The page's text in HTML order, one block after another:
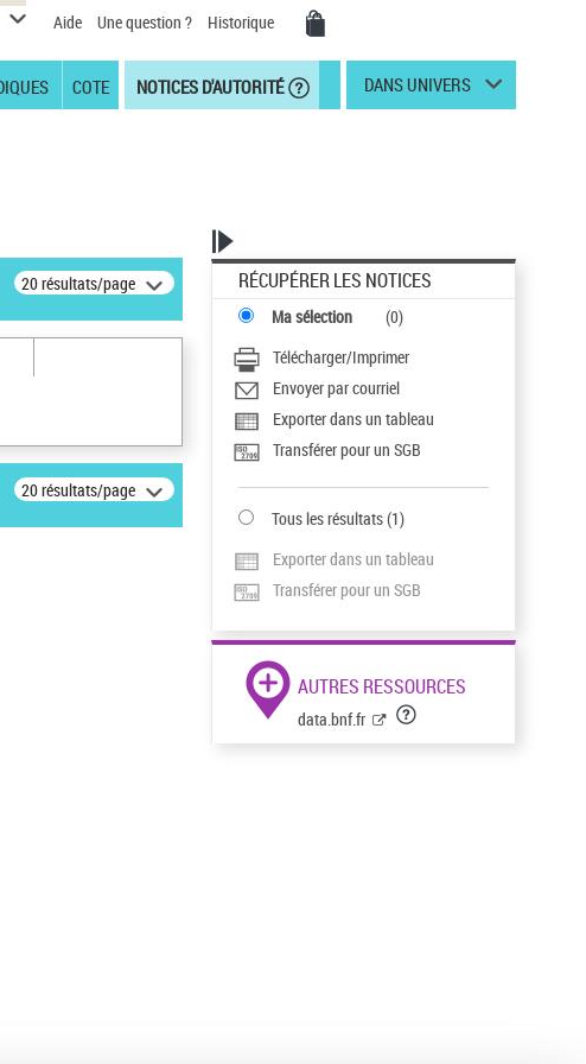
Aide Une question ? Historique
COTE NOTICES D'AUTORITÉ DANS UNIVERS
20 résultats/page
20 résultats/page
RÉCUPÉRER LES NOTICES
Ma sélection (0)
Télécharger/Imprimer
Envoyer par courriel
Exporter dans un tableau
Transférer pour un SGB
Tous les résultats(1)
Exporter dans un tableau
Transférer pour un SGB
AUTRES RESSOURCES
data.bnf.fr